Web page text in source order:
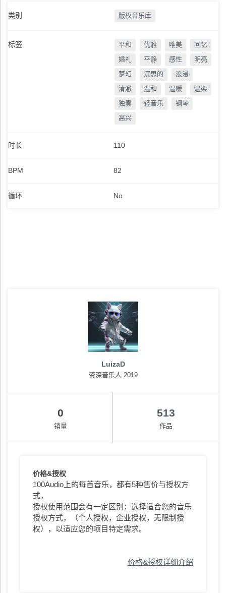
类别 版权音乐库
标签 平和 优雅 唯美
回忆
婚礼
平静 感性
明亮
梦幻
沉思的
浪漫
清澈
温和 温暖
温柔
独奏
轻音乐
钢琴
高兴
时长 110
BPM 82
循环 No
LuizaD
资深音乐人 2019
0
销量
513
作品
价格&授权
100Audio上的每首音乐，都有5种售价与授权方
式，
授权使用范围会有一定区别：选择适合您的音乐
授权方式，（个人授权，企业授权，无限制授
权），以适应您的项目特定需求。
价格&授权详细介绍